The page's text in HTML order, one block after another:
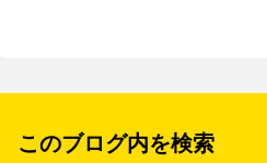
このブログ内を検索